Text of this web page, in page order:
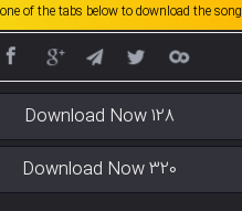
of the tabs below to download the song
Download Now 128
Download Now 320